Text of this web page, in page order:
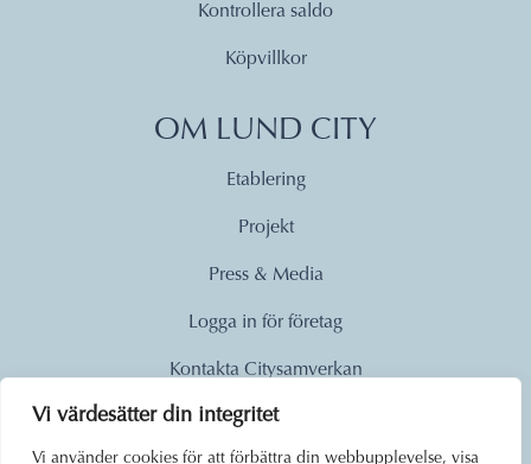
Vi värdesätter din integritet
Vi använder cookies för att förbättra din webbupplevelse, visa
Kontrollera saldo
Köpvillkor
OM LUND CITY
Etablering
Projekt
Press & Media
Logga in för företag
Kontakta Citysamverkan